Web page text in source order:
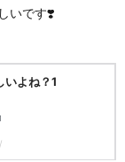
いです❣️